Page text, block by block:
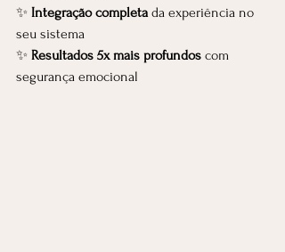
✨ Integração completa da experiência no
seu sistema
✨ Resultados 5x mais profundos com
segurança emocional